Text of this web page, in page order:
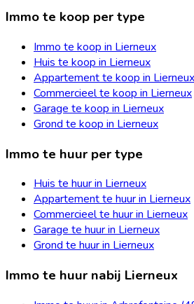
Immo te koop per type
Immo te koop in Lierneux
Huis te koop in Lierneux
Appartement te koop in Lierneux
Commercieel te koop in Lierneux
Garage te koop in Lierneux
Grond te koop in Lierneux
Immo te huur per type
Huis te huur in Lierneux
Appartement te huur in Lierneux
Commercieel te huur in Lierneux
Garage te huur in Lierneux
Grond te huur in Lierneux
Immo te huur nabij Lierneux